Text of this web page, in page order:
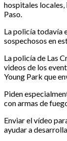
hospitales
Paso.
La policía todavía
sospechosos en
La policía de Las
videos de los
Young Park que
Piden
con armas de
Enviar el vídeo
ayudar a